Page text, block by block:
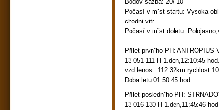
Bodov sazba: 20/ 10
Počasí v mˇst startu: Vysoka
chodni vitr.
Počasí v mˇst doletu:
Přílet prvnˇho PH: ANTROPIUS
13-051-111 H 1.den,12:10:45
vzd lenost: 112.32km
Doba letu:01:50:45 hod.
Přílet poslednˇho PH:
13-016-130 H 1.den,11:45:46